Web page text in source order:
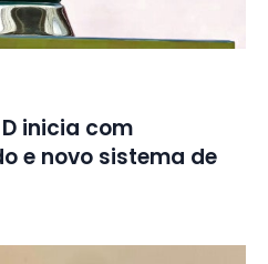
inicia com
e novo sistema de